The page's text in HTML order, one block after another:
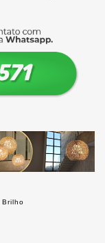
Brilho